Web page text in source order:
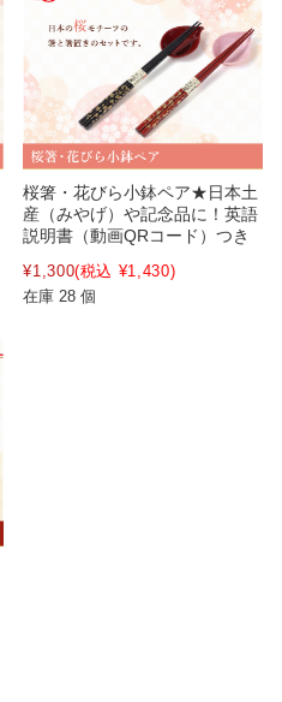
桜箸・花びら小鉢ペア★日本土
産（みやげ）や記念品に！英語
説明書（動画QRコード）つき
¥1,300(税込 ¥1,430)
在庫 28 個